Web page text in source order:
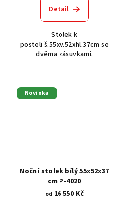
Detail
Stolek k
posteli š.55xv.52xhl.37cm se
dvěma zásuvkami.
Novinka
Noční stolek bílý 55x52x37
cm P-4020
od 16 550 Kč